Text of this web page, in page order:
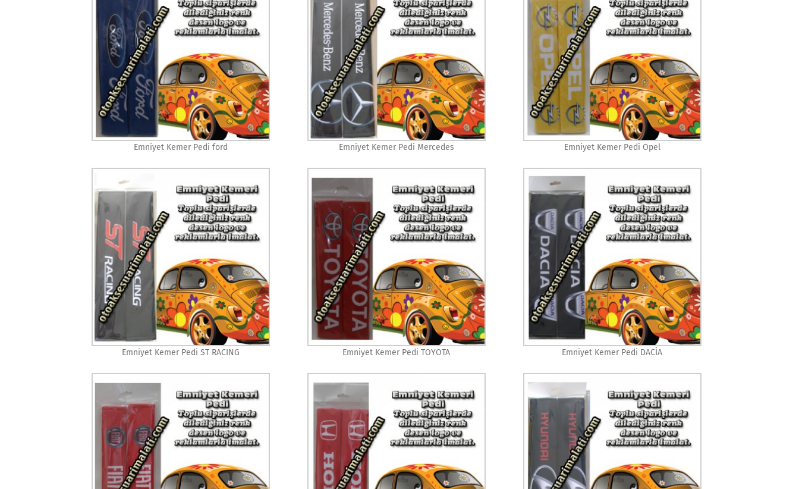
Emniyet Kemer Pedi ford Emniyet Kemer Pedi Mercedes Emniyet Kemer Pedi Opel
Emniyet Kemer Pedi ST RACING Emniyet Kemer Pedi TOYOTA Emniyet Kemer Pedi DACİA